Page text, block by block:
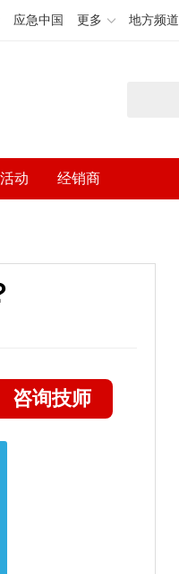
应急中国 更多 地方频道
动 经销商
咨询技师